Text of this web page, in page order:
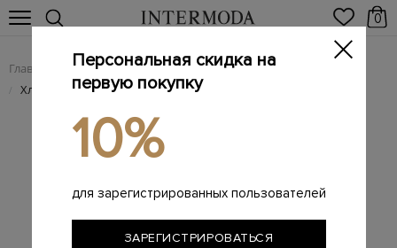
0
Главная Мужчинам / Одежда / Поло
/ Хлопковый джемпер-поло с вышитым логотипом
Персональная скидка на
первую покупку
10%
для зарегистрированных пользователей
ЗАРЕГИСТРИРОВАТЬСЯ